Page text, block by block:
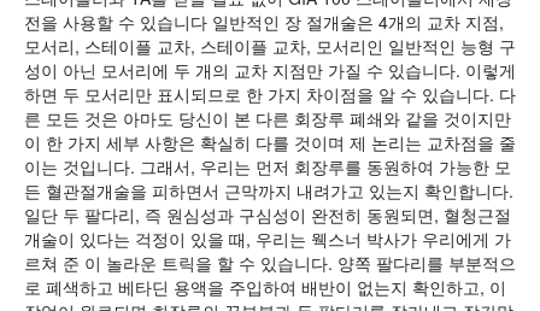
전을 사용할 수 있습니다 일반적인 장 절개술은 4개의 교차 지점,
모서리, 스테이플 교차, 스테이플 교차, 모서리인 일반적인 능형 구
성이 아닌 모서리에 두 개의 교차 지점만 가질 수 있습니다. 이렇게
하면 두 모서리만 표시되므로 한 가지 차이점을 알 수 있습니다. 다
른 모든 것은 아마도 당신이 본 다른 회장루 폐쇄와 같을 것이지만
이 한 가지 세부 사항은 확실히 다를 것이며 제 논리는 교차점을 줄
이는 것입니다. 그래서, 우리는 먼저 회장루를 동원하여 가능한 모
든 혈관절개술을 피하면서 근막까지 내려가고 있는지 확인합니다.
일단 두 팔다리, 즉 원심성과 구심성이 완전히 동원되면, 혈청근절
개술이 있다는 걱정이 있을 때, 우리는 웩스너 박사가 우리에게 가
르쳐 준 이 놀라운 트릭을 할 수 있습니다. 양쪽 팔다리를 부분적으
로 폐색하고 베타딘 용액을 주입하여 배반이 없는지 확인하고, 이